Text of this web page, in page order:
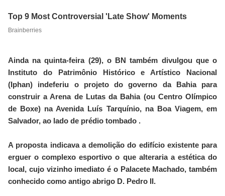
Ainda na quinta-feira (29), o BN também divulgou que o
Instituto do Patrimônio Histórico e Artístico Nacional
(Iphan) indeferiu o projeto do governo da Bahia para
construir a Arena de Lutas da Bahia (ou Centro Olímpico
de Boxe) na Avenida Luís Tarquínio, na Boa Viagem, em
Salvador, ao lado de prédio tombado .
A proposta indicava a demolição do edifício existente para
erguer o complexo esportivo o que alteraria a estética do
local, cujo vizinho imediato é o Palacete Machado, também
conhecido como antigo abrigo D. Pedro II.